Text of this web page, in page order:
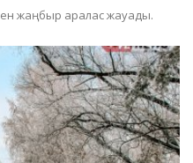
жаңбыр аралас жауады.